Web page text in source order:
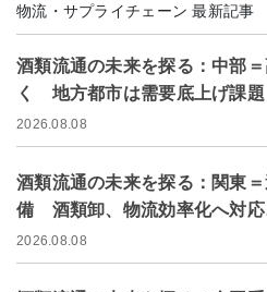
物流・サプライチェーン 最新記事
酒類流通の未来を探る：中部
く 地方都市は需要底上げ課題
2026.08.08
酒類流通の未来を探る：関東
備 酒類卸、物流効率化へ対
2026.08.08